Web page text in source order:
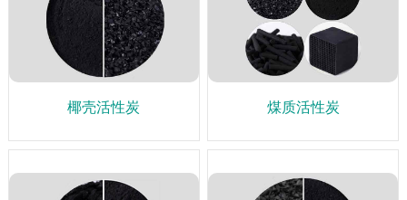
椰壳活性炭 煤质活性炭